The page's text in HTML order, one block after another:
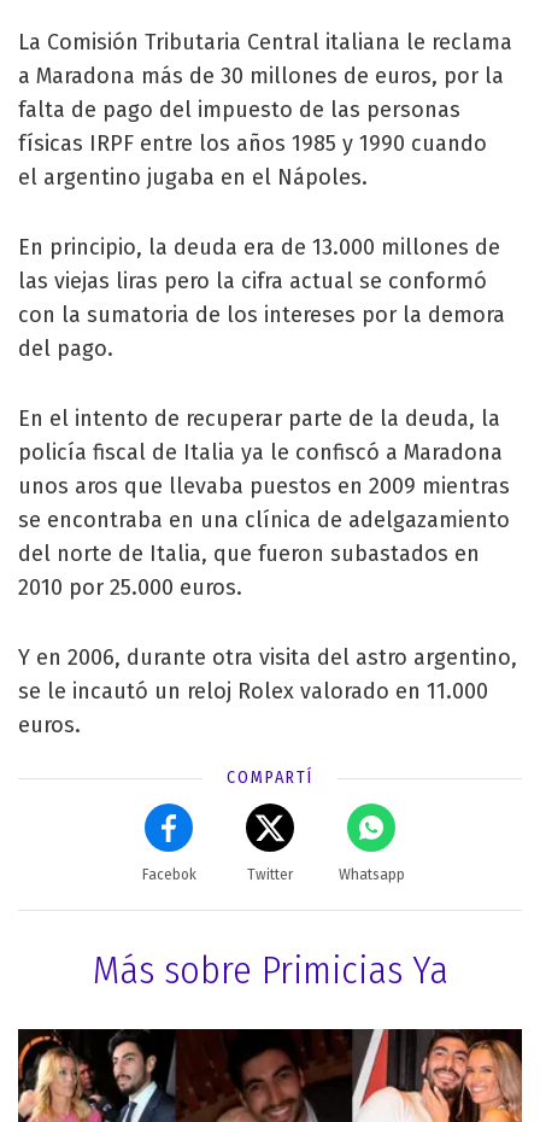
La Comisión Tributaria Central italiana le reclama
a Maradona más de 30 millones de euros, por la
falta de pago del impuesto de las personas
físicas IRPF entre los años 1985 y 1990 cuando
el argentino jugaba en el Nápoles.
En principio, la deuda era de 13.000 millones de
las viejas liras pero la cifra actual se conformó
con la sumatoria de los intereses por la demora
del pago.
En el intento de recuperar parte de la deuda, la
policía fiscal de Italia ya le confiscó a Maradona
unos aros que llevaba puestos en 2009 mientras
se encontraba en una clínica de adelgazamiento
del norte de Italia, que fueron subastados en
2010 por 25.000 euros.
Y en 2006, durante otra visita del astro argentino,
se le incautó un reloj Rolex valorado en 11.000
euros.
COMPARTÍ
Facebok Twitter Whatsapp
Más sobre Primicias Ya